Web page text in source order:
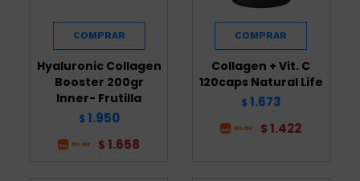
Hyaluronic Collagen
Booster 200gr
Inner- Frutilla
$ 1.950
$ 1.658
Collagen + Vit. C
120caps Natural Life
$ 1.673
$ 1.422